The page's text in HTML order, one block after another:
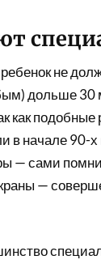
не
дольше 30
как
в начале 90-х
— сами
—